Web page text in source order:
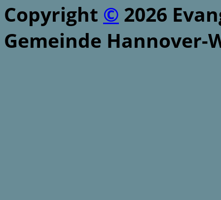
Copyright © 2026
Gemeinde Hannover-